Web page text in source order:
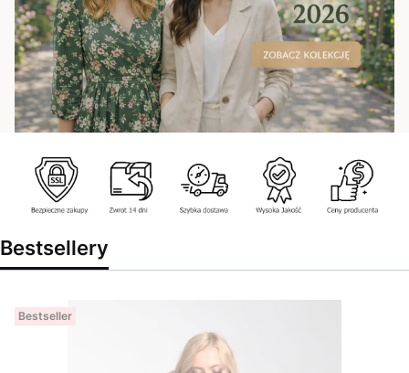
Bestsellery
Bestseller